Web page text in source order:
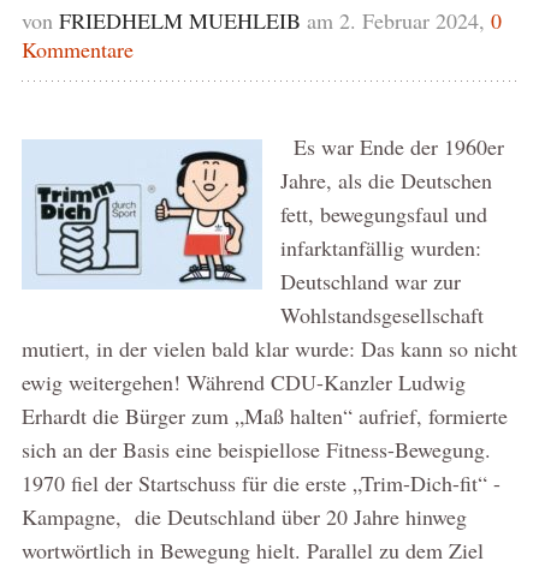
von FRIEDHELM MUEHLEIB am 2. Februar 2024, 0
Kommentare
Es war Ende der 1960er
Jahre, als die Deutschen
fett, bewegungsfaul und
infarktanfällig wurden:
Deutschland war zur
Wohlstandsgesellschaft
mutiert, in der vielen bald klar wurde: Das kann so nicht
ewig weitergehen! Während CDU-Kanzler Ludwig
Erhardt die Bürger zum „Maß halten“ aufrief, formierte
sich an der Basis eine beispiellose Fitness-Bewegung.
1970 fiel der Startschuss für die erste „Trim-Dich-fit“ -
Kampagne, die Deutschland über 20 Jahre hinweg
wortwörtlich in Bewegung hielt. Parallel zu dem Ziel